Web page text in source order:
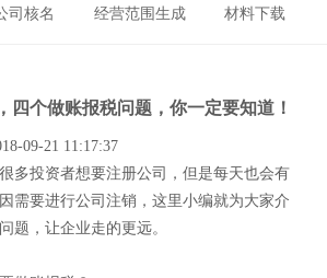
司核名 经营范围生成 材料下载
四个做账报税问题，你一定要知道！
09-21 11:17:37
投资者想要注册公司，但是每天也会有
需要进行公司注销，这里小编就为大家介
题，让企业走的更远。